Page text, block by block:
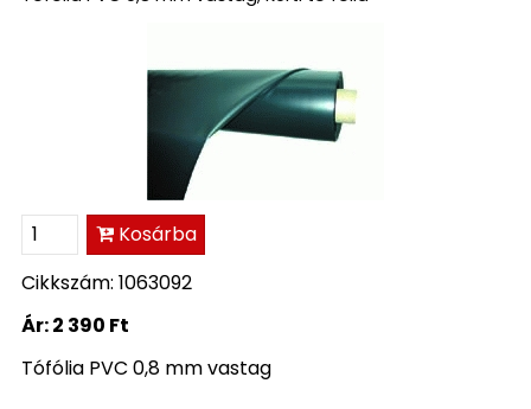
Kosárba
Cikkszám: 1063092
Ár:2 390 Ft
Tófólia PVC 0,8 mm vastag